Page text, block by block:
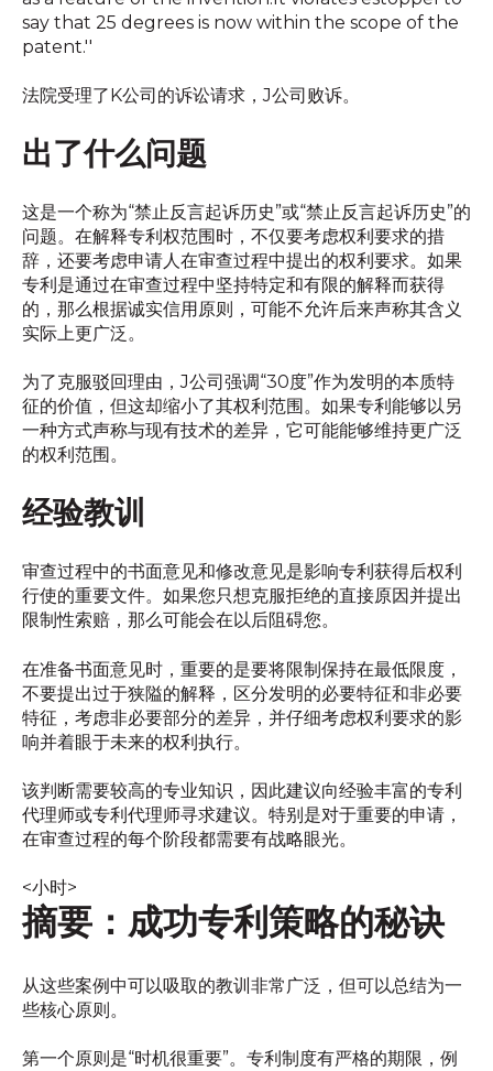
say that 25 degrees is now within the scope of the
patent.''
法院受理了K公司的诉讼请求，J公司败诉。
出了什么问题
这是一个称为“禁止反言起诉历史”或“禁止反言起诉历史”的
问题。在解释专利权范围时，不仅要考虑权利要求的措
辞，还要考虑申请人在审查过程中提出的权利要求。如果
专利是通过在审查过程中坚持特定和有限的解释而获得
的，那么根据诚实信用原则，可能不允许后来声称其含义
实际上更广泛。
为了克服驳回理由，J公司强调“30度”作为发明的本质特
征的价值，但这却缩小了其权利范围。如果专利能够以另
一种方式声称与现有技术的差异，它可能能够维持更广泛
的权利范围。
经验教训
审查过程中的书面意见和修改意见是影响专利获得后权利
行使的重要文件。如果您只想克服拒绝的直接原因并提出
限制性索赔，那么可能会在以后阻碍您。
在准备书面意见时，重要的是要将限制保持在最低限度，
不要提出过于狭隘的解释，区分发明的必要特征和非必要
特征，考虑非必要部分的差异，并仔细考虑权利要求的影
响并着眼于未来的权利执行。
该判断需要较高的专业知识，因此建议向经验丰富的专利
代理师或专利代理师寻求建议。特别是对于重要的申请，
在审查过程的每个阶段都需要有战略眼光。
<小时>
摘要：成功专利策略的秘诀
从这些案例中可以吸取的教训非常广泛，但可以总结为一
些核心原则。
第一个原则是“时机很重要”。专利制度有严格的期限，例